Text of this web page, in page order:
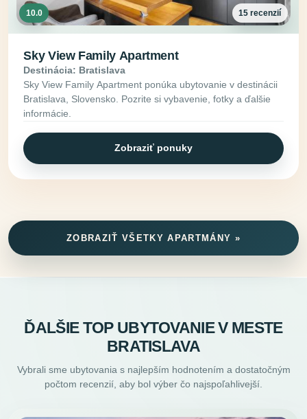
10.0 15 recenzií
Sky View Family Apartment
Destinácia: Bratislava
Sky View Family Apartment ponúka ubytovanie v destinácii
Bratislava, Slovensko. Pozrite si vybavenie, fotky a ďalšie
informácie.
Zobraziť ponuky
ZOBRAZIŤ VŠETKY APARTMÁNY »
ĎALŠIE TOP UBYTOVANIE V MESTE
BRATISLAVA
Vybrali sme ubytovania s najlepším hodnotením a dostatočným
počtom recenzií, aby bol výber čo najspoľahlivejší.